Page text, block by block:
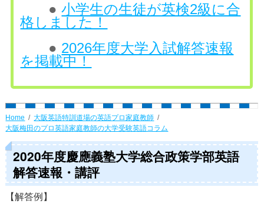
●小学生の生徒が英検2級に合
格しました！
● 2026年度大学入試解答速報
を掲載中！
Home
大阪英語特訓道場の英語プロ家庭教師
大阪梅田のプロ英語家庭教師の大学受験英語コラム
2020年度慶應義塾大学総合政策学部英語
解答速報・講評
【解答例】